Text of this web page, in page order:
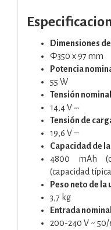
Dimensiones
Φ350 x 97 mm
Potencia
55 W
Tensión nominal
14,4 V ⎓
Tensión de
19,6 V ⎓
Capacidad de
4800 mAh
(capacidad
Peso neto de
3,7 kg
Entrada nominal
200-240 V ~